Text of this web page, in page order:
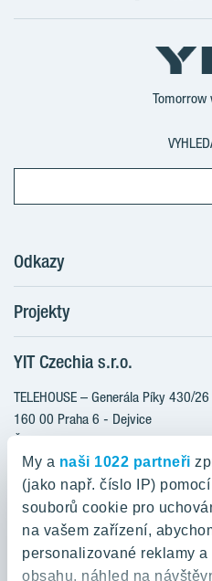
My a naši 1022 partneři
(jako např. číslo IP)
souborů cookie pro
na vašem zařízení,
personalizované reklamy
obsahu, náhled na
Tomorrow
Odkazy
Postup koupě
Klientské změny
Aktuality
Blog
Kariéra
O nás
YIT PLUS
Projekty
RANTA Barrandov III
RANTA Barrandov IV
TOIVO Roztyly II
KALEVALA
VIRTA Kladno
KATTILA Kamýk
ROSALA
YIT Czechia s.r.o.
TELEHOUSE – Generála Píky 430/26
160 00 Praha 6 - Dejvice
Česká republika
800 200 666
domov@yit.cz
Telefon na centrální recepci: